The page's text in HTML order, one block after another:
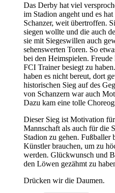
Das Derby hat viel
im Stadion angeht und es
Schanzer, weit übertroffen.
siegen wollte und die auch
sie mit Siegeswillen auch
sehenswerten Toren. So
bei den Heimspielen.
FCI Trainer besiegt zu
haben es nicht bereut, dort
historischen Sieg auf des
von Schanzern war auch
Dazu kam eine tolle
Dieser Sieg ist Motivation
Mannschaft als auch für die
Stadion zu gehen. Fußballer
Künstler brauchen, um zu
werden. Glückwunsch und
den Löwen gezähmt zu
Drücken wir die Daumen.